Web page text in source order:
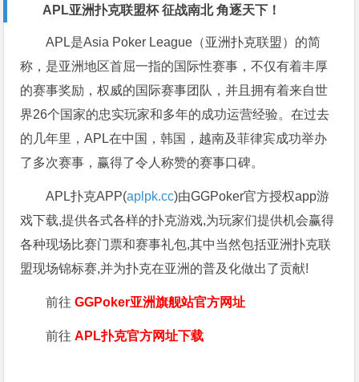
APL亚洲扑克联盟杯 征战南北 角逐天下！
APL是Asia Poker League（亚洲扑克联盟）的简
称，是亚洲地区首屈一指的国际性赛事，不仅有着丰厚
的赛事奖励，权威的国际赛事团队，并且拥有着来自世
界26个国家的忠实玩家和多年的成功运营经验。在过去
的几年里，APL在中国，韩国，越南及菲律宾成功举办
了多次赛事，赢得了令人称赞的赛事口碑。
APL扑克APP(aplpk.cc)由GGPoker官方授权app游
戏下载,提供各式各样的扑克游戏,为玩家们提供机会赢得
各种现场比赛门票和赛事礼包,其中当然包括亚洲扑克联
盟现场锦标赛,并为扑克在亚洲的普及化做出了贡献!
前往GGPoker亚洲旗舰站官方网址
前往APL扑克官方网址下载